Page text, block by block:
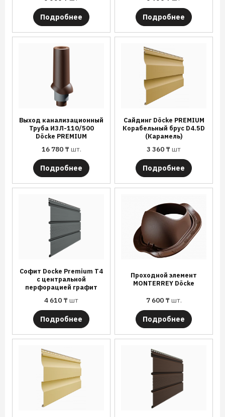
Подробнее Подробнее
Выход канализационный
Труба ИЗЛ-110/500
Döcke PREMIUM
16 780 ₸шт.
Подробнее
Сайдинг Döcke PREMIUM
Корабельный брус D4.5D
(Карамель)
3 360 ₸шт
Подробнее
Софит Docke Premium T4
с центральной
перфорацией графит
4 610 ₸шт
Подробнее
Проходной элемент
MONTERREY Döcke
7 600 ₸шт.
Подробнее